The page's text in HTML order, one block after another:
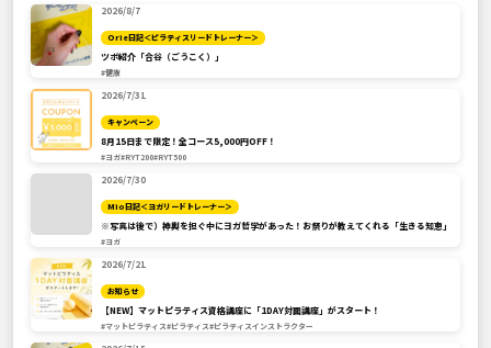
2026/8/7
Orie日記＜ピラティスリードトレーナー＞
ツボ紹介「合谷（ごうこく）」
#健康
2026/7/31
キャンペーン
8月15日まで限定！全コース5,000円OFF！
#ヨガ#RYT200#RYT500
2026/7/30
Mio日記＜ヨガリードトレーナー＞
※写真は後で）神輿を担ぐ中にヨガ哲学があった！お祭りが教えてくれる「生きる知恵」
#ヨガ
2026/7/21
お知らせ
【NEW】マットピラティス資格講座に「1DAY対面講座」がスタート！
#マットピラティス#ピラティス#ピラティスインストラクター